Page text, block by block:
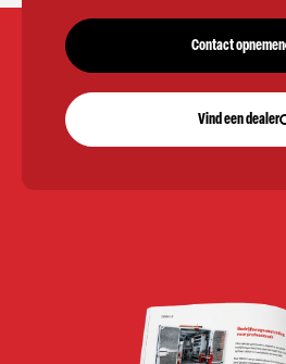
Contact opnemen
Vind een dealer